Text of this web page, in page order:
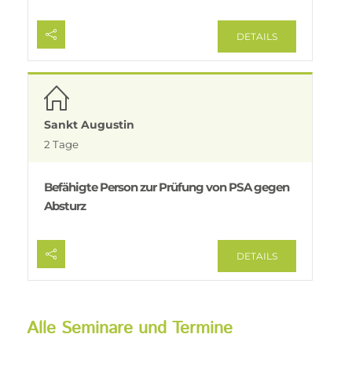
DETAILS
Sankt Augustin
2 Tage
Befähigte Person zur Prüfung von PSA gegen
Absturz
DETAILS
Alle Seminare und Termine